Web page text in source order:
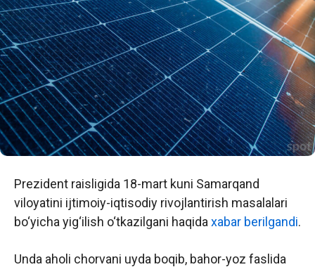
Prezident raisligida 18-mart kuni Samarqand
viloyatini ijtimoiy-iqtisodiy rivojlantirish masalalari
bo‘yicha yig‘ilish o‘tkazilgani haqida xabar berilgandi.
Unda aholi chorvani uyda boqib, bahor-yoz faslida